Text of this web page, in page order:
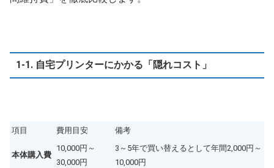
1-1. 自宅プリンターにかかる「隠れコスト」
項目 費用目安 備考
本体購入費
10,000円～
30,000円
3～5年で買い替えるとして年間2,000円～
10,000円